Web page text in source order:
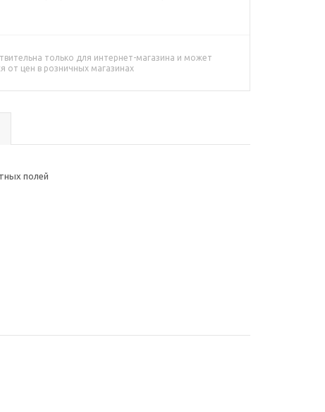
только для интернет-магазина и может
от цен в розничных магазинах
полей